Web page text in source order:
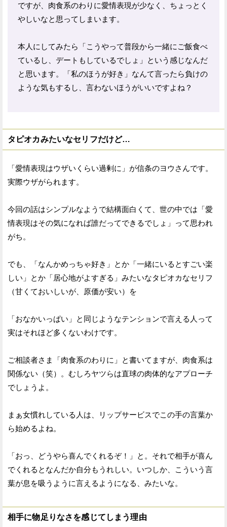
ですが、肉食系のわりに愛情表現が少なく、ちょっとく
やしいなと思ってしまいます。
本人にしてみたら「こうやって普段から一緒にご飯食べ
ているし、デートもしているでしょ」という感じなんだ
と思います。「私のほうが好き」なんて言ったら負けの
ような気もするし、言わないほうがいいですよね？
タピオカみたいなセリフだけど…
「愛情表現はウザいくらい過剰に」が信条のヨウさんです。
実際ウザがられます。
今回の話はシンプルなようで結構面白くて、世の中では「愛
情表現はその気になれば誰だってできるでしょ」って思われ
がち。
でも、「なんかめっちゃ好き」とか「一緒にいるとすごい楽
しい」とか「居心地がよすぎる」みたいなタピオカなセリフ
（甘くておいしいが、原価が安い）を
「おなかいっぱい」と同じようなテンションで言える人って
実はそれほど多くないわけです。
ご相談者さま「肉食系のわりに」と書いてますが、肉食系は
関係ない（笑）。むしろヤツらは直球の肉体的なアプローチ
でしょうよ。
まぁ女慣れしている人は、リップサービスでこの手の言葉か
ら始めるよね。
「おっ、どうやら喜んでくれるぞ！」と。それで相手が喜ん
でくれるとなんだか自分もうれしい。いつしか、こういう言
葉が息を吸うように言えるようになる、みたいな。
相手に物足りなさを感じてしまう理由